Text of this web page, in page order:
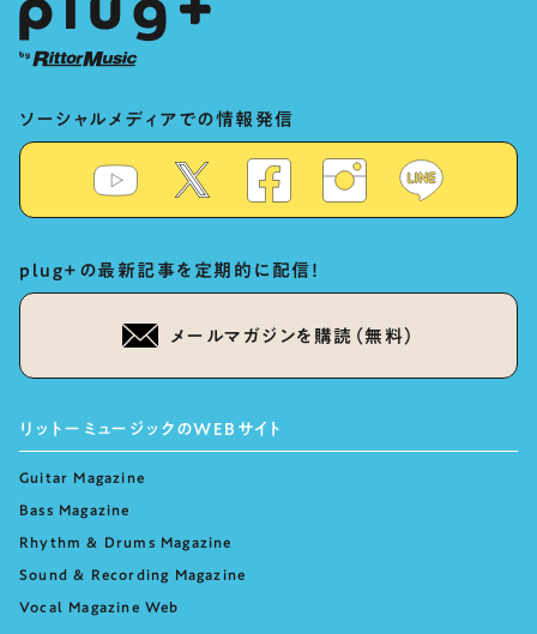
ソーシャルメディアでの情報発信
plug+の最新記事を定期的に配信！
メールマガジンを購読（無料）
リットーミュージックのWEBサイト
Guitar Magazine
Bass Magazine
Rhythm & Drums Magazine
Sound & Recording Magazine
Vocal Magazine Web